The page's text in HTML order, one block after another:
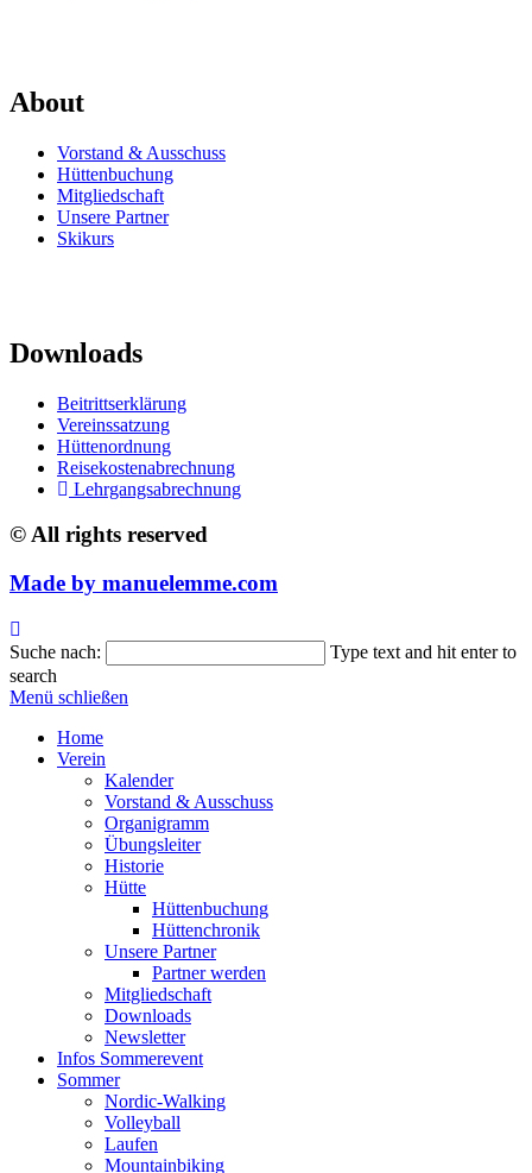
About
Vorstand & Ausschuss
Hüttenbuchung
Mitgliedschaft
Unsere Partner
Skikurs
Downloads
Beitrittserklärung
Vereinssatzung
Hüttenordnung
Reisekostenabrechnung
Lehrgangsabrechnung
© All rights reserved
Made by manuelemme.com
Suche nach:
Type text and hit enter to
search
Menü schließen
Home
Verein
Kalender
Vorstand & Ausschuss
Organigramm
Übungsleiter
Historie
Hütte
Hüttenbuchung
Hüttenchronik
Unsere Partner
Partner werden
Mitgliedschaft
Downloads
Newsletter
Infos Sommerevent
Sommer
Nordic-Walking
Volleyball
Laufen
Mountainbiking